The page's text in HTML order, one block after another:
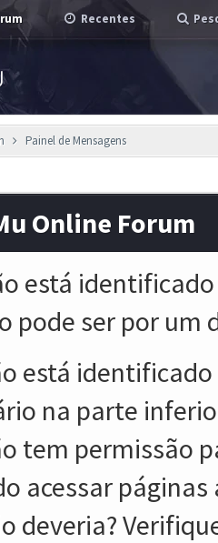
Recentes
Painel de Mensagens
Online Forum
está
pode ser por um
está
na parte
tem permissão
acessar
deveria?